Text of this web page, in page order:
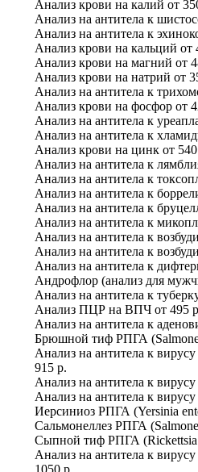
Анализ крови на калий от
Анализ на антитела к
Анализ на антитела к
Анализ крови на кальций от
Анализ крови на магний от
Анализ крови на натрий от
Анализ на антитела к
Анализ крови на фосфор от
Анализ на антитела к
Анализ на антитела к
Анализ крови на цинк от
Анализ на антитела к
Анализ на антитела к
Анализ на антитела к
Анализ на антитела к
Анализ на антитела к
Анализ на антитела к
Анализ на антитела к
Анализ на антитела к
Андрофлор (анализ для
Анализ на антитела к
Анализ ПЦР на ВПЧ от 495
Анализ на антитела к
Брюшной тиф РПГА
Анализ на антитела к
915 р.
Анализ на антитела к вирусу
Анализ на антитела к
Иерсиниоз РПГА (Yersinia
Сальмонеллез РПГА
Сыпной тиф РПГА (Rickettsia
Анализ на антитела к
1050 р.